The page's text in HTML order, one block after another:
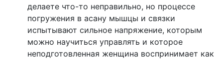
делаете что-то неправильно, но процессе
погружения в асану мышцы и связки
испытывают сильное напряжение, которым
можно научиться управлять и которое
неподготовленная женщина воспринимает как